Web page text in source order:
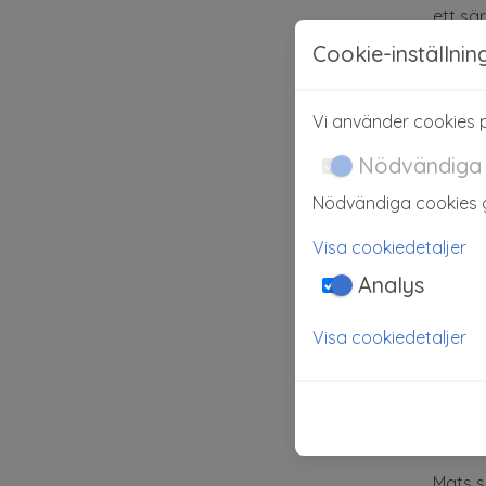
Cookie-
Vi använder cookies
Nödvändiga
Nödvändiga cookies
Visa cookiedetaljer
Analys
Visa cookiedetaljer
ett
Jenny